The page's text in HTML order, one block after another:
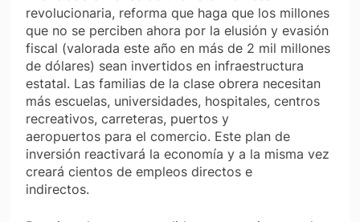
revolucionaria, reforma que haga que los millones
que no se perciben ahora por la elusión y evasión
fiscal (valorada este año en más de 2 mil millones
de dólares) sean invertidos en infraestructura
estatal. Las familias de la clase obrera necesitan
más escuelas, universidades, hospitales, centros
recreativos, carreteras, puertos y
aeropuertos para el comercio. Este plan de
inversión reactivará la economía y a la misma vez
creará cientos de empleos directos e
indirectos.